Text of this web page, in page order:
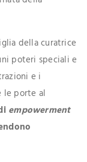
della curatrice
poteri speciali e
e i
le porte al
empowerment